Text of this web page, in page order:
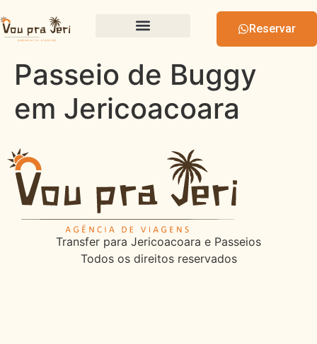
Reservar
Passeio de Buggy
em Jericoacoara
Transfer para Jericoacoara e Passeios
Todos os direitos reservados